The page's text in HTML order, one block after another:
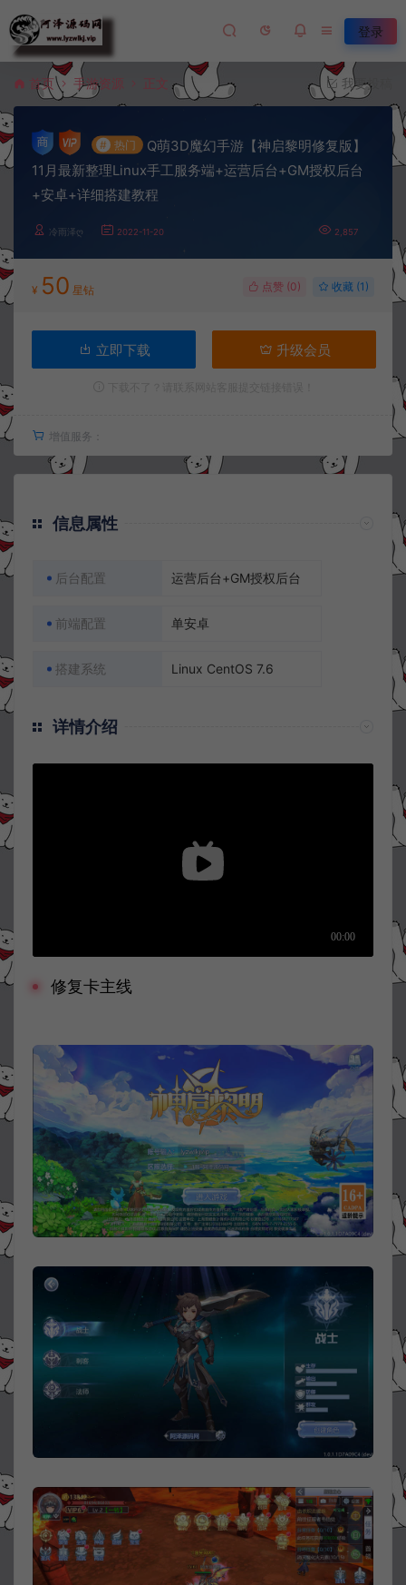
登录
首页 手游资源 正文 我要投稿
# 热门
Q萌3D魔幻手游【神启黎明修复版】
11月最新整理Linux手工服务端+运营后台+GM授权后台
+安卓+详细搭建教程
冷雨泽ღ 2022-11-20 2,857
¥ 50 星钻 点赞 (0) 收藏 (1)
立即下载 升级会员
增值服务：
信息属性
后台配置 运营后台+GM授权后台
前端配置 单安卓
搭建系统 Linux CentOS 7.6
详情介绍
修复卡主线